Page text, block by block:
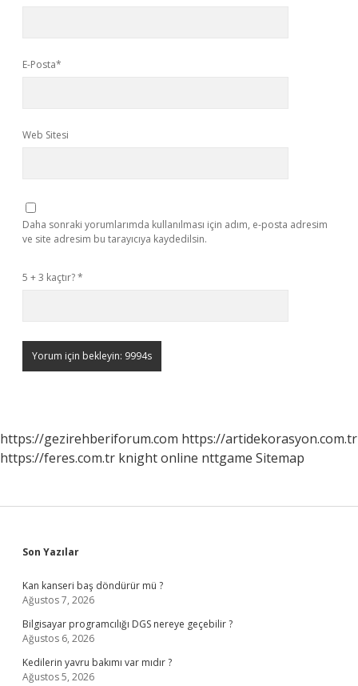
E-Posta*
Web Sitesi
Daha sonraki yorumlarımda kullanılması için adım, e-posta adresim
ve site adresim bu tarayıcıya kaydedilsin.
5 + 3 kaçtır?*
https://gezirehberiforum.com https://artidekorasyon.com.tr
https://feres.com.tr knight online nttgame Sitemap
Sidebar
Son Yazılar
Kan kanseri baş döndürür mü ?
Ağustos 7, 2026
Bilgisayar programcılığı DGS nereye geçebilir ?
Ağustos 6, 2026
Kedilerin yavru bakımı var mıdır ?
Ağustos 5, 2026